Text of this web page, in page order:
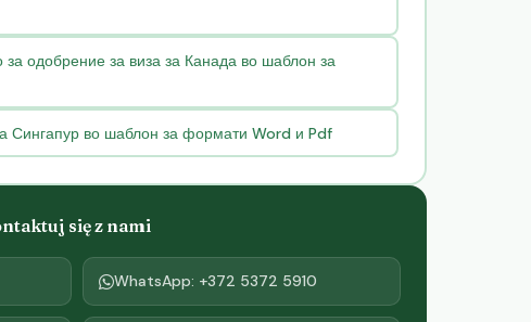
одобрение за виза за Канада во шаблон за
Сингапур во шаблон за формати Word и Pdf
się z nami
WhatsApp: +372 5372 5910